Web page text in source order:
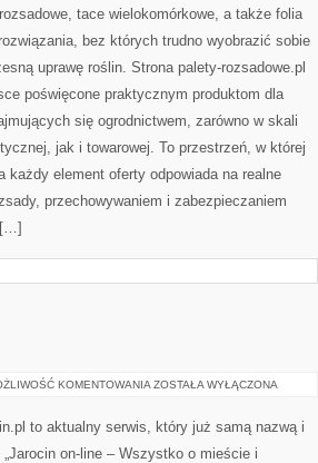
tace wielokomórkowe, a także folia
bez których trudno wyobrazić sobie
uprawę roślin. Strona palety-rozsadowe.pl
poświęcone praktycznym produktom dla
się ogrodnictwem, zarówno w skali
jak i towarowej. To przestrzeń, w której
każdy element oferty odpowiada na realne
przechowywaniem i zabezpieczaniem
[…]
KOMENTOWANIA KOŚCIAN
ZOSTAŁA WYŁĄCZONA
to aktualny serwis, który już samą nazwą i
„Jarocin on-line – Wszystko o mieście i